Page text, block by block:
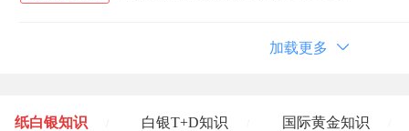
加载更多
纸白银知识 白银T+D知识 国际黄金知识